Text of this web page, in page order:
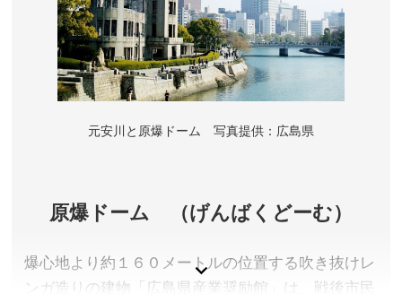
元安川と原爆ドーム 写真提供：広島県
原爆ドーム （げんばくどーむ）
爆心地より約１６０メートルの位置する吹き抜けレ
ンガ造りの建物「広島県産業奨励館」は、戦後市民